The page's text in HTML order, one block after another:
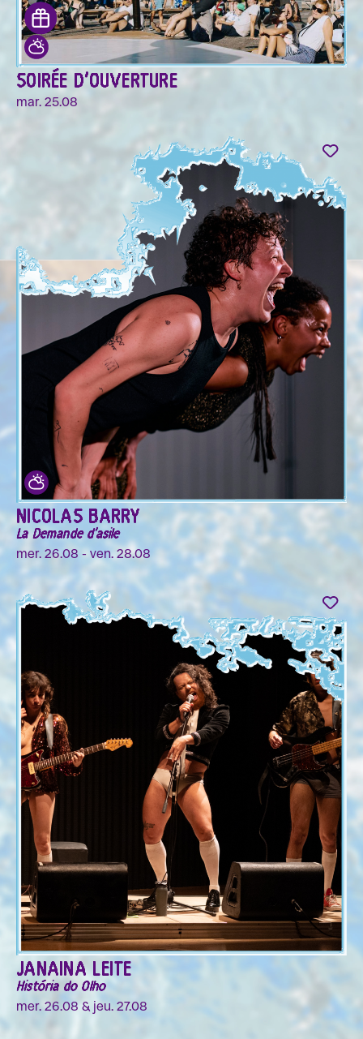
SOIRÉE D'OUVERTURE
mar. 25.08
NICOLAS BARRY
La Demande d'asile
mer. 26.08 - ven. 28.08
JANAINA LEITE
História do Olho
mer. 26.08 & jeu. 27.08